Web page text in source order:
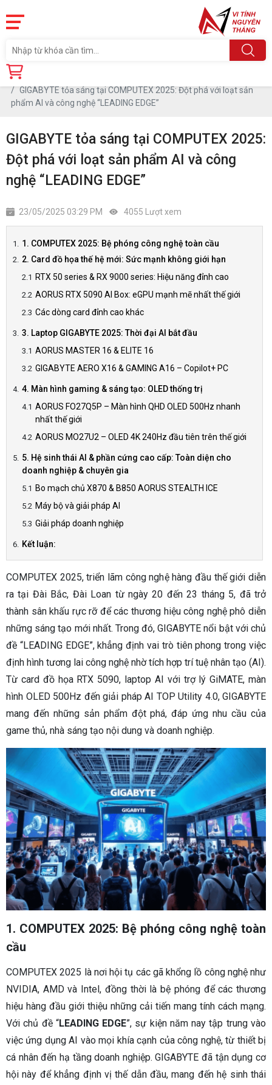
Trang chủ
GIGABYTE tỏa sáng tại COMPUTEX 2025: Đột phá với loạt sản
phẩm AI và công nghệ “LEADING EDGE”
GIGABYTE tỏa sáng tại COMPUTEX 2025:
Đột phá với loạt sản phẩm AI và công
nghệ “LEADING EDGE”
23/05/2025 03:29 PM 4055 Lượt xem
1. COMPUTEX 2025: Bệ phóng công nghệ toàn cầu
2. Card đồ họa thế hệ mới: Sức mạnh không giới hạn
RTX 50 series & RX 9000 series: Hiệu năng đỉnh cao
AORUS RTX 5090 AI Box: eGPU mạnh mẽ nhất thế giới
Các dòng card đỉnh cao khác
3. Laptop GIGABYTE 2025: Thời đại AI bắt đầu
AORUS MASTER 16 & ELITE 16
GIGABYTE AERO X16 & GAMING A16 – Copilot+ PC
4. Màn hình gaming & sáng tạo: OLED thống trị
AORUS FO27Q5P – Màn hình QHD OLED 500Hz nhanh
nhất thế giới
AORUS MO27U2 – OLED 4K 240Hz đầu tiên trên thế giới
5. Hệ sinh thái AI & phần cứng cao cấp: Toàn diện cho
doanh nghiệp & chuyên gia
Bo mạch chủ X870 & B850 AORUS STEALTH ICE
Máy bộ và giải pháp AI
Giải pháp doanh nghiệp
Kết luận:
COMPUTEX 2025, triển lãm công nghệ hàng đầu thế giới diễn
ra tại Đài Bắc, Đài Loan từ ngày 20 đến 23 tháng 5, đã trở
thành sân khấu rực rỡ để các thương hiệu công nghệ phô diễn
những sáng tạo mới nhất. Trong đó, GIGABYTE nổi bật với chủ
đề “LEADING EDGE”, khẳng định vai trò tiên phong trong việc
định hình tương lai công nghệ nhờ tích hợp trí tuệ nhân tạo (AI).
Từ card đồ họa RTX 5090, laptop AI với trợ lý GiMATE, màn
hình OLED 500Hz đến giải pháp AI TOP Utility 4.0, GIGABYTE
mang đến những sản phẩm đột phá, đáp ứng nhu cầu của
game thủ, nhà sáng tạo nội dung và doanh nghiệp.
1. COMPUTEX 2025: Bệ phóng công nghệ toàn
cầu
COMPUTEX 2025 là nơi hội tụ các gã khổng lồ công nghệ như
NVIDIA, AMD và Intel, đồng thời là bệ phóng để các thương
hiệu hàng đầu giới thiệu những cải tiến mang tính cách mạng.
Với chủ đề “LEADING EDGE”, sự kiện năm nay tập trung vào
việc ứng dụng AI vào mọi khía cạnh của công nghệ, từ thiết bị
cá nhân đến hạ tầng doanh nghiệp. GIGABYTE đã tận dụng cơ
hội này để khẳng định vị thế dẫn đầu, mang đến hệ sinh thái